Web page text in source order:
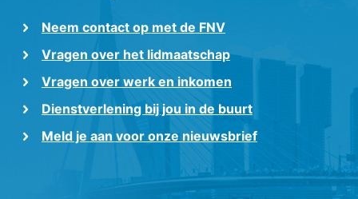
Neem contact op met de FNV
Vragen over het lidmaatschap
Vragen over werk en inkomen
Dienstverlening bij jou in de buurt
Meld je aan voor onze nieuwsbrief